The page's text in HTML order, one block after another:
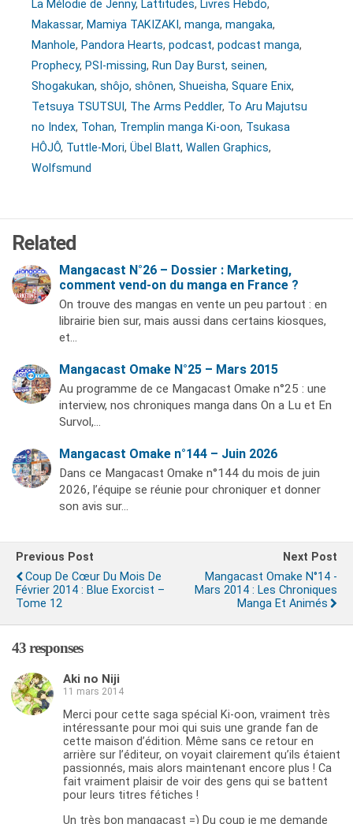
La Mélodie de Jenny, Lattitudes, Livres Hebdo,
Makassar, Mamiya TAKIZAKI , manga, mangaka,
Manhole, Pandora Hearts, podcast, podcast manga,
Prophecy, PSI-missing, Run Day Burst, seinen,
Shogakukan, shôjo, shônen, Shueisha, Square Enix,
Tetsuya TSUTSUI , The Arms Peddler, To Aru Majutsu
no Index, Tohan, Tremplin manga Ki-oon, Tsukasa
HÔJÔ, Tuttle-Mori, Übel Blatt, Wallen Graphics,
Wolfsmund
Related
Mangacast N°26 – Dossier : Marketing,
comment vend-on du manga en France ?
On trouve des mangas en vente un peu partout : en
librairie bien sur, mais aussi dans certains kiosques,
et…
Mangacast Omake N°25 – Mars 2015
Au programme de ce Mangacast Omake n°25 : une
interview, nos chroniques manga dans On a Lu et En
Survol,…
Mangacast Omake n°144 – Juin 2026
Dans ce Mangacast Omake n°144 du mois de juin
2026, l’équipe se réunie pour chroniquer et donner
son avis sur…
Previous Post
Coup De Cœur Du Mois De
Février 2014 : Blue Exorcist –
Tome 12
Next Post
Mangacast Omake N°14 -
Mars 2014 : Les Chroniques
Manga Et Animés
43 responses
Aki no Niji
11 mars 2014
Merci pour cette saga spécial Ki-oon, vraiment très
intéressante pour moi qui suis une grande fan de
cette maison d’édition. Même sans ce retour en
arrière sur l’éditeur, on voyait clairement qu’ils étaient
passionnés, mais alors maintenant encore plus ! Ca
fait vraiment plaisir de voir des gens qui se battent
pour leurs titres fétiches !
Un très bon mangacast =) Du coup je me demande